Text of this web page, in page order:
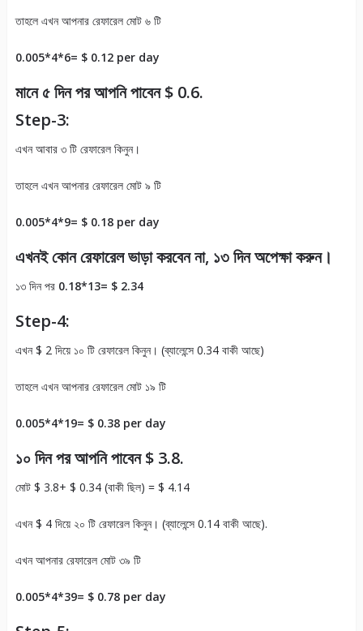
তাহলে এখন আপনার রেফারেল মোট ৬ টি
0.005*4*6= $ 0.12 per day
মানে ৫ দিন পর আপনি পাবেন $ 0.6.
Step-3:
এখন আবার ৩ টি রেফারেল কিনুন।
তাহলে এখন আপনার রেফারেল মোট ৯ টি
0.005*4*9= $ 0.18 per day
এখনই কোন রেফারেল ভাড়া করবেন না, ১৩ দিন অপেক্ষা করুন।
১৩ দিন পর 0.18*13= $ 2.34
Step-4:
এখন $ 2 দিয়ে ১০ টি রেফারেল কিনুন। (ব্যালেন্সে 0.34 বাকী আছে)
তাহলে এখন আপনার রেফারেল মোট ১৯ টি
0.005*4*19= $ 0.38 per day
১০ দিন পর আপনি পাবেন $ 3.8.
মোট $ 3.8+ $ 0.34 (বাকী ছিল) = $ 4.14
এখন $ 4 দিয়ে ২০ টি রেফারেল কিনুন। (ব্যালেন্সে 0.14 বাকী আছে).
এখন আপনার রেফারেল মোট ৩৯ টি
0.005*4*39= $ 0.78 per day